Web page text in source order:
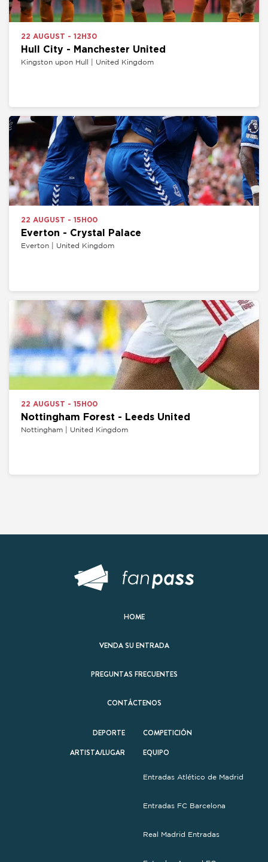
22 AUGUST - 12H30
Hull City - Manchester United
Kingston upon Hull | United Kingdom
22 AUGUST - 15H00
Everton - Crystal Palace
Everton | United Kingdom
22 AUGUST - 15H00
Nottingham Forest - Leeds United
Nottingham | United Kingdom
HOME
VENDA SU ENTRADA
PREGUNTAS FRECUENTES
CONTÁCTENOS
DEPORTE
COMPETICIÓN
ARTISTA/LUGAR
EQUIPO
Entradas Atlético de Madrid
Entradas FC Barcelona
Real Madrid Entradas